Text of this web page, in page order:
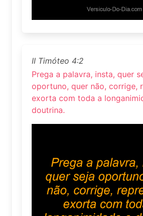
II Timóteo 4:2
Prega a palavra, insta, quer
oportuno, quer não, corrige,
exorta com toda a
doutrina.